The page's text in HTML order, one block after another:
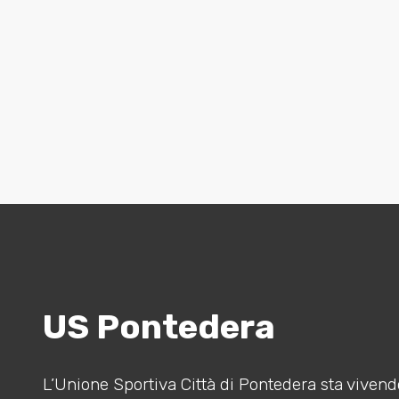
US Pontedera
L’Unione Sportiva Città di Pontedera sta